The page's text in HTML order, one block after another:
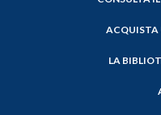
ACQUISTA
LA